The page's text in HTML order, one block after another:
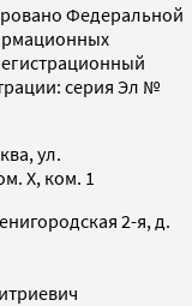
Федеральной
серия Эл №
ул.
X, ком. 1
2-я, д.